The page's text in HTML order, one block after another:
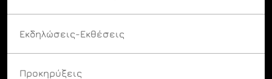
Εκδηλώσεις-Εκθέσεις
Προκηρύξεις